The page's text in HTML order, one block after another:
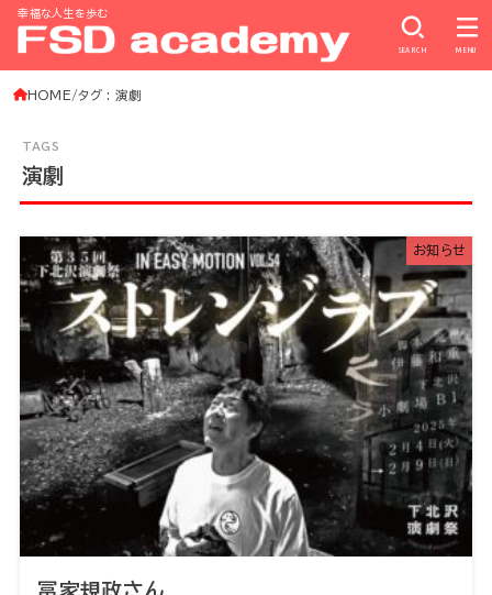
幸福な人生を歩む
SEARCH MENU
HOME タグ : 演劇
演劇
お知らせ
冨家規政さん